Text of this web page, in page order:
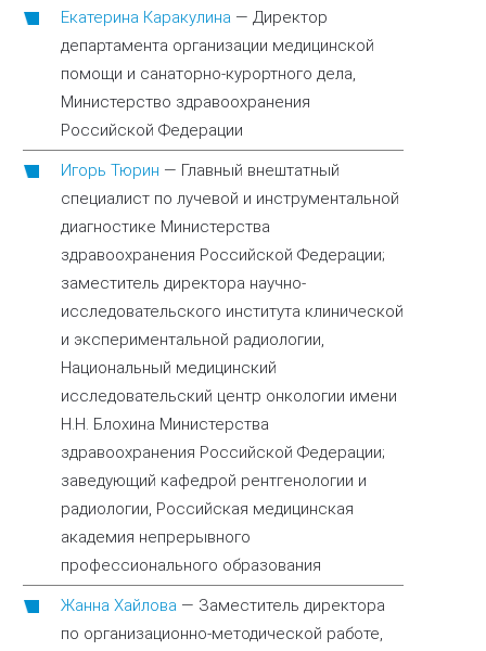
Екатерина Каракулина — Директор
департамента организации медицинской
помощи и санаторно-курортного дела,
Министерство здравоохранения
Российской Федерации
Игорь Тюрин — Главный внештатный
специалист по лучевой и инструментальной
диагностике Министерства
здравоохранения Российской Федерации;
заместитель директора научно-
исследовательского института клинической
и экспериментальной радиологии,
Национальный медицинский
исследовательский центр онкологии имени
Н.Н. Блохина Министерства
здравоохранения Российской Федерации;
заведующий кафедрой рентгенологии и
радиологии, Российская медицинская
академия непрерывного
профессионального образования
Жанна Хайлова — Заместитель директора
по организационно-методической работе,